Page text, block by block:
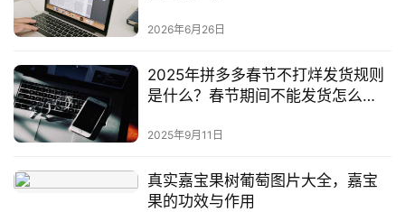
2026年6月26日
2025年拼多多春节不打烊发货规则
是什么？春节期间不能发货怎么
2025年9月11日
真实嘉宝果树葡萄图片大全，嘉宝
果的功效与作用